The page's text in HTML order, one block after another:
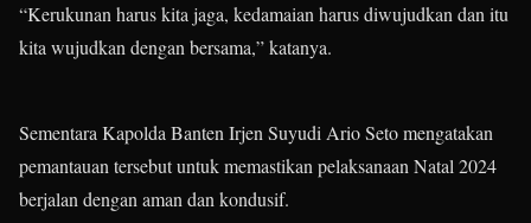
“Kerukunan harus kita jaga, kedamaian harus diwujudkan dan itu
kita wujudkan dengan bersama,” katanya.
Sementara Kapolda Banten Irjen Suyudi Ario Seto mengatakan
pemantauan tersebut untuk memastikan pelaksanaan Natal 2024
berjalan dengan aman dan kondusif.